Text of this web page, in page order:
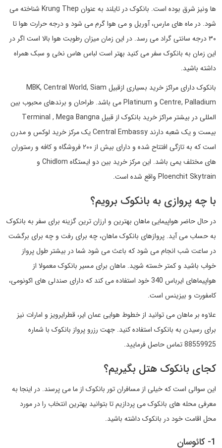
ها ونیز شرق بوده است. بانکوک در تایلند به عنوان Krung Thep شناخته می
شود. در ماه های مارس، آوریل و می هوا گرم می شود و درجه حرارت هوا تا
۳۰ درجه سانتی گراد می رسد. در این زمان میزان رطوبت هوا بالا است اگر در
این زمان به بانکوک سفر می کنید بهتر است لباس هاس نخی و سبک همراه
داشته باشید.
بانکوک دارای مراکز خرید بسیاری ازقبیل MBK, Central World, Siam
Centre, Palladium و Platinum می باشد. طراحان و برندهای محبوب بین
المللی در بیشتر مراکز خرید بانکوک از قبیل Terminal , Mega Bangna
بیست و یک شعبه دارند Central Embassy یک مرکز خرید لوکس و مدرن
است که به تازگی افتتاح شده و دارای بیش از ۲۰۰ فروشگاه و کافه و رستوران
های مختلف یمی باشد. این مرکز خرید بین دو ایستگاه Chidlom و
Ploenchit Skytrain واقع شده است.
با چه پروازی به بانکوک برویم؟
در حال حاضر هواپیمایی ماهان بهترین و ارزان ترین گزینه برای سفر به بانکوک
به حساب می آید. پروازهای بانکوک ماهان، چه برای رفت و چه برای برگشت
در ساعت شب انجام می شود که باعث می شود شما در بیشتر طول پرواز
خواب باشید و کمتر خسته شوید. ماهان برای مسیر بانکوک معمولا از
هواپیماهای ایرباس 340 خود استفاده می کند که دارای صندلی های اکونومی،
کامفورت و بیزینس است.
علاوه بر ماهان می توانید از خطوط هوایی عمان ایر، قطرایرویز و امارات نیز
برای رسیدن به بانکوک استفاده کنید. جهت رزرو پرواز بانکوک با شماره
88559925 تماس حاصل فرمایید.
کجای بانکوک هتل بگیریم؟
این سوالی است که خیلی از مسافران تور بانکوک از ما می پرسند. در اینجا به
معرفی محله های بانکوک می پردازیم تا بتوانید بهترین انتخاب را در مورد
محل اقامت خود در بانکوک داشته باشید.
1- کائوسان